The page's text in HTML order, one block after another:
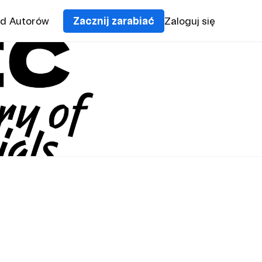
Autorów Zacznij zarabiać Zaloguj się